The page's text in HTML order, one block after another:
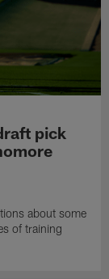
pick
about some
of training